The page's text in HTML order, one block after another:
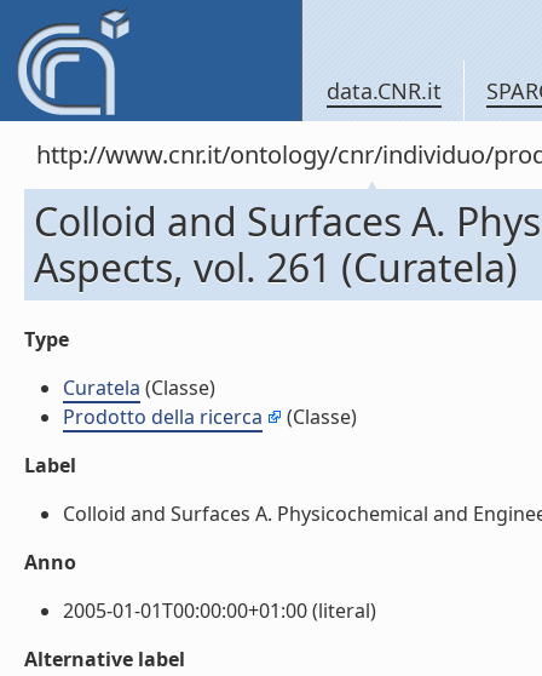
data.CNR.it
http://www.cnr.it/ontology/cnr/individuo/
Colloid and Surfaces A.
Aspects, vol. 261 (Curatela)
Type
Curatela (Classe)
Prodotto della ricerca
(Classe)
Label
Colloid and Surfaces A. Physicochemical and
Anno
2005-01-01T00:00:00+01:00 (literal)
Alternative label